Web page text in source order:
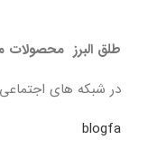
طلق البرز محصولات
در شبکه های اجتماعی
blogfa